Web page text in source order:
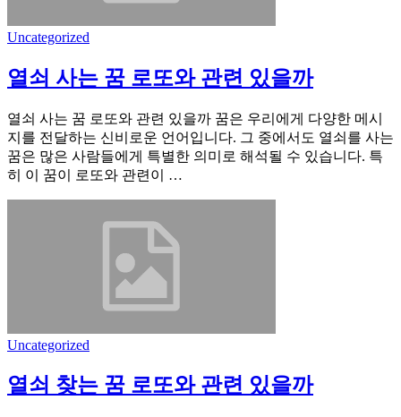
Uncategorized
열쇠 사는 꿈 로또와 관련 있을까
열쇠 사는 꿈 로또와 관련 있을까 꿈은 우리에게 다양한 메시
지를 전달하는 신비로운 언어입니다. 그 중에서도 열쇠를 사는
꿈은 많은 사람들에게 특별한 의미로 해석될 수 있습니다. 특
히 이 꿈이 로또와 관련이 …
Uncategorized
열쇠 찾는 꿈 로또와 관련 있을까